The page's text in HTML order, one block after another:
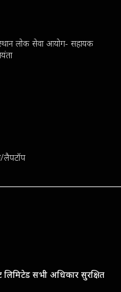
लोक सेवा आयोग- सहायक
लैपटॉप
सभी अधिकार सुरक्षित